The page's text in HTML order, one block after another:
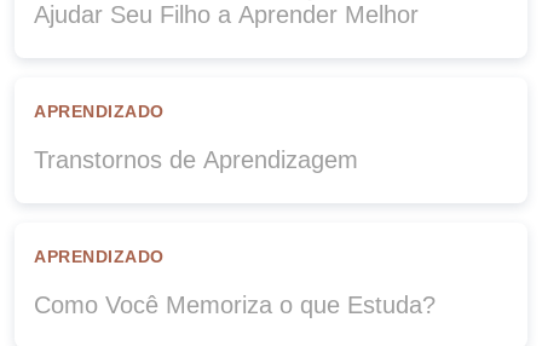
Ajudar Seu Filho a Aprender Melhor
APRENDIZADO
Transtornos de Aprendizagem
APRENDIZADO
Como Você Memoriza o que Estuda?